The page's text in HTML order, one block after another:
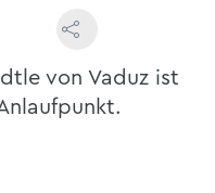
von Vaduz ist